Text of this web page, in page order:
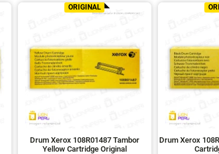
ORIGINAL
Drum Xerox 108R01487 Tambor
Yellow Cartridge Original
Drum Xerox